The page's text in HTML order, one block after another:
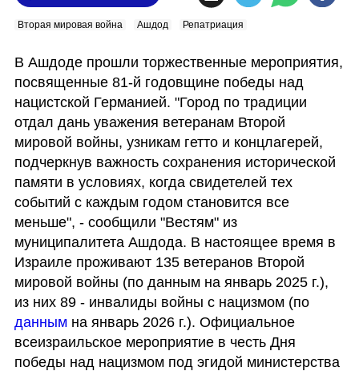
Вторая мировая война Ашдод Репатриация
В Ашдоде прошли торжественные мероприятия,
посвященные 81-й годовщине победы над
нацистской Германией. "Город по традиции
отдал дань уважения ветеранам Второй
мировой войны, узникам гетто и концлагерей,
подчеркнув важность сохранения исторической
памяти в условиях, когда свидетелей тех
событий с каждым годом становится все
меньше", - сообщили "Вестям" из
муниципалитета Ашдода. В настоящее время в
Израиле проживают 135 ветеранов Второй
мировой войны (по данным на январь 2025 г.),
из них 89 - инвалиды войны с нацизмом (по
данным на январь 2026 г.). Официальное
всеизраильское мероприятие в честь Дня
победы над нацизмом под эгидой министерства